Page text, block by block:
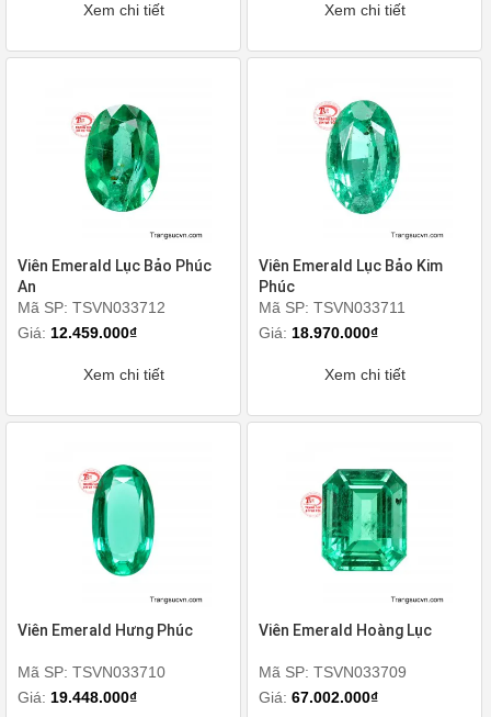
Xem chi tiết Xem chi tiết
Viên Emerald Lục Bảo Phúc
An
Mã SP: TSVN033712
Giá: 12.459.000₫
Xem chi tiết
Viên Emerald Lục Bảo Kim
Phúc
Mã SP: TSVN033711
Giá: 18.970.000₫
Xem chi tiết
Viên Emerald Hưng Phúc
Mã SP: TSVN033710
Giá: 19.448.000₫
Viên Emerald Hoàng Lục
Mã SP: TSVN033709
Giá:67.002.000₫